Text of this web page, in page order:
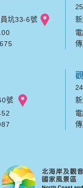
坑33-6號
號